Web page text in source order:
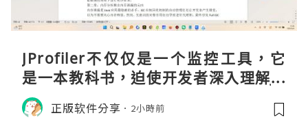
JProfiler不仅仅是一个监控工具，它
是一本教科书，迫使开发者深入理解JV
M的内存模型、垃圾回收机制和并发原
理。通过直观的可视化数据，它将抽象
正版软件分享 2小時前